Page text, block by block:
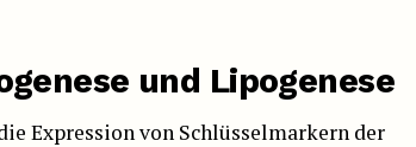
und Lipogenese
Expression von Schlüsselmarkern der